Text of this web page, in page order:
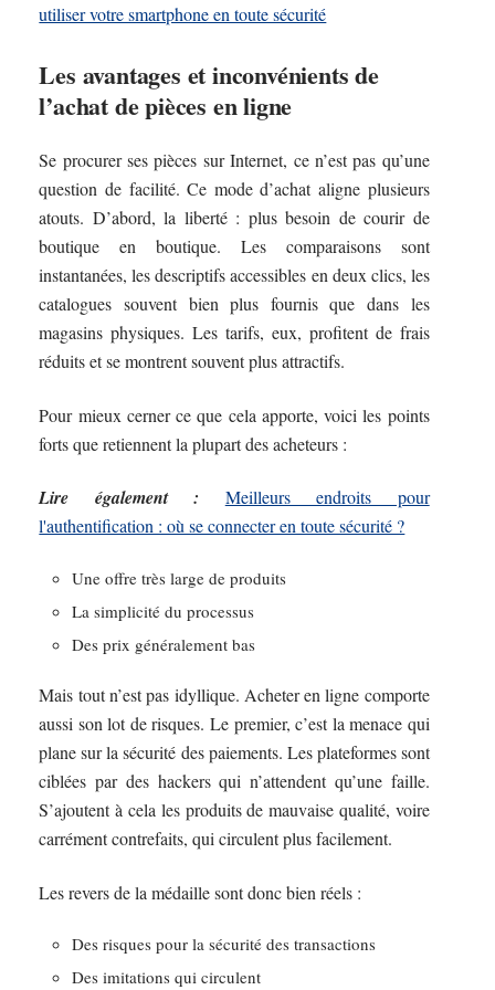
utiliser votre smartphone en toute sécurité
Les avantages et inconvénients de
l’achat de pièces en ligne
Se procurer ses pièces sur Internet, ce n’est pas qu’une
question de facilité. Ce mode d’achat aligne plusieurs
atouts. D’abord, la liberté : plus besoin de courir de
boutique en boutique. Les comparaisons sont
instantanées, les descriptifs accessibles en deux clics, les
catalogues souvent bien plus fournis que dans les
magasins physiques. Les tarifs, eux, profitent de frais
réduits et se montrent souvent plus attractifs.
Pour mieux cerner ce que cela apporte, voici les points
forts que retiennent la plupart des acheteurs :
Lire également :
Meilleurs endroits pour
l'authentification : où se connecter en toute sécurité ?
Une offre très large de produits
La simplicité du processus
Des prix généralement bas
Mais tout n’est pas idyllique. Acheter en ligne comporte
aussi son lot de risques. Le premier, c’est la menace qui
plane sur la sécurité des paiements. Les plateformes sont
ciblées par des hackers qui n’attendent qu’une faille.
S’ajoutent à cela les produits de mauvaise qualité, voire
carrément contrefaits, qui circulent plus facilement.
Les revers de la médaille sont donc bien réels :
Des risques pour la sécurité des transactions
Des imitations qui circulent